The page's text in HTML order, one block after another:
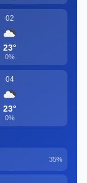
02
23°
0%
04
23°
0%
35%